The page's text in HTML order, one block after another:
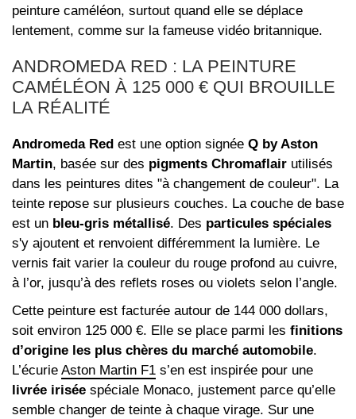
peinture caméléon, surtout quand elle se déplace
lentement, comme sur la fameuse vidéo britannique.
ANDROMEDA RED : LA PEINTURE
CAMÉLÉON À 125 000 € QUI BROUILLE
LA RÉALITÉ
Andromeda Red est une option signée Q by Aston
Martin, basée sur des pigments Chromaflair utilisés
dans les peintures dites "à changement de couleur". La
teinte repose sur plusieurs couches. La couche de base
est un bleu‑gris métallisé. Des particules spéciales
s'y ajoutent et renvoient différemment la lumière. Le
vernis fait varier la couleur du rouge profond au cuivre,
à l’or, jusqu’à des reflets roses ou violets selon l’angle.
Cette peinture est facturée autour de 144 000 dollars,
soit environ 125 000 €. Elle se place parmi les finitions
d’origine les plus chères du marché automobile.
L’écurie Aston Martin F1 s’en est inspirée pour une
livrée irisée spéciale Monaco, justement parce qu’elle
semble changer de teinte à chaque virage. Sur une